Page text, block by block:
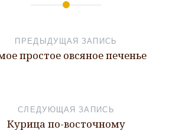
ПРЕДЫДУЩАЯ ЗАПИСЬ
простое овсяное печенье
СЛЕДУЮЩАЯ ЗАПИСЬ
Курица по-восточному